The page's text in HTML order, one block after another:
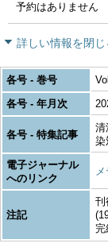
予約はありません
詳しい情報を閉じ
各号 - 巻号
各号 - 年月次
各号 - 特集記事
清
染
電子ジャーナル
へのリンク
注記
刊
完